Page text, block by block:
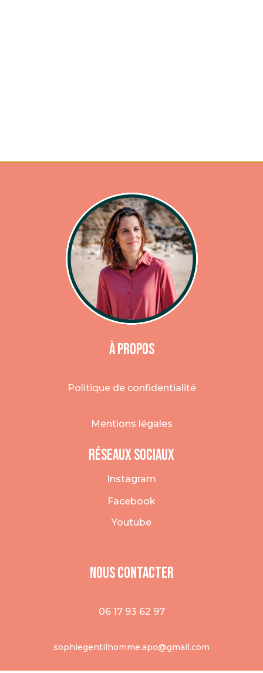
À Propos
Politique de confidentialité
Mentions légales
Réseaux sociaux
Instagram
Facebook
Youtube
Nous COntacter
06 17 93 62 97
sophiegentilhomme.apo@gmail.com